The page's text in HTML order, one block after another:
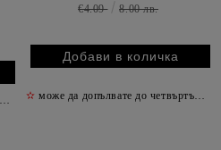
✫
€4.09 8.00 лв.
✫ може да допълвате до четвъртък включително